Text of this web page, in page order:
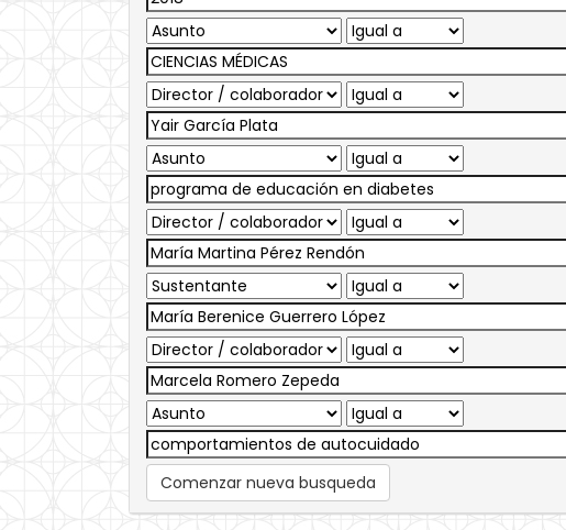
Comenzar nueva busqueda